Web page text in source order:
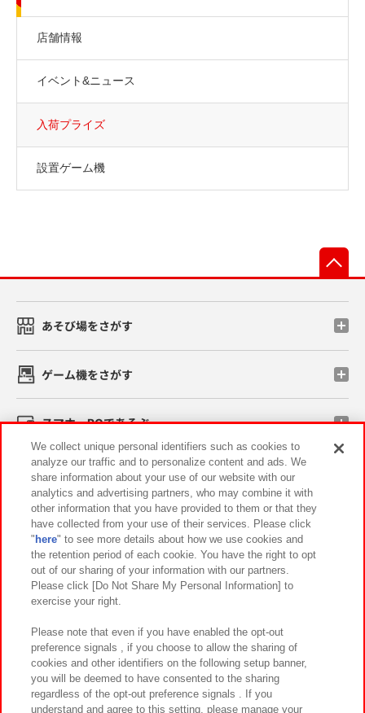
店舗情報
イベント&ニュース
入荷プライズ
設置ゲーム機
あそび場をさがす
ゲーム機をさがす
スマホ・PCであそぶ
イベント・キャンペーン
関連会社 サステナビリティ サイトポリシー
プライバシーポリシー ウェブアクセシビリティ方針と検証結果
お取引先さまとともに
カスタマーハラスメント対応方針 よくあるご質問・お問い合わせ
We collect unique personal identifiers such as cookies to
analyze our traffic and to personalize content and ads. We
share information about your use of our website with our
analytics and advertising partners, who may combine it with
other information that you have provided to them or that they
have collected from your use of their services. Please click
" here" to see more details about how we use cookies and
the retention period of each cookie. You have the right to opt
out of our sharing of your information with our partners.
Please click [Do Not Share My Personal Information] to
exercise your right.
Please note that even if you have enabled the opt-out
preference signals , if you choose to allow the sharing of
cookies and other identifiers on the following setup banner,
you will be deemed to have consented to the sharing
regardless of the opt-out preference signals . If you
understand and agree to this setting, please manage your